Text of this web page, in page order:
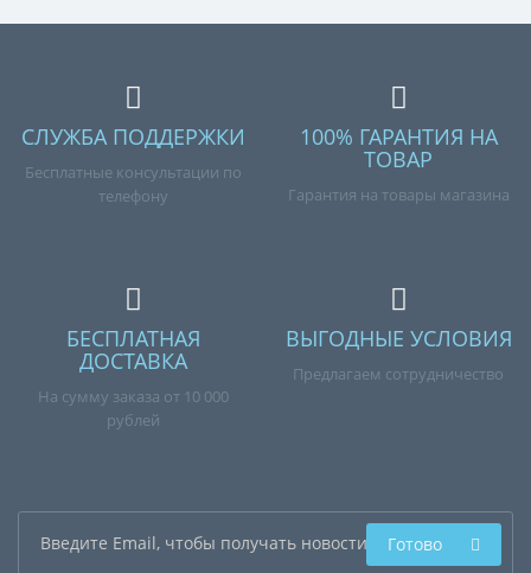
СЛУЖБА ПОДДЕРЖКИ
Бесплатные консультации по
телефону
100% ГАРАНТИЯ НА
ТОВАР
Гарантия на товары магазина
БЕСПЛАТНАЯ
ДОСТАВКА
На сумму заказа от 10 000
рублей
ВЫГОДНЫЕ УСЛОВИЯ
Предлагаем сотрудничество
Готово